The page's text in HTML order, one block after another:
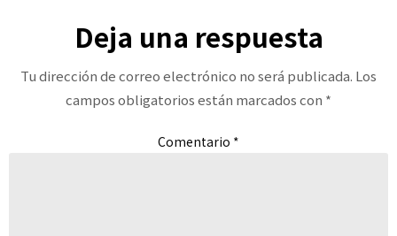
Deja una respuesta
Tu dirección de correo electrónico no será publicada. Los
campos obligatorios están marcados con *
Comentario *